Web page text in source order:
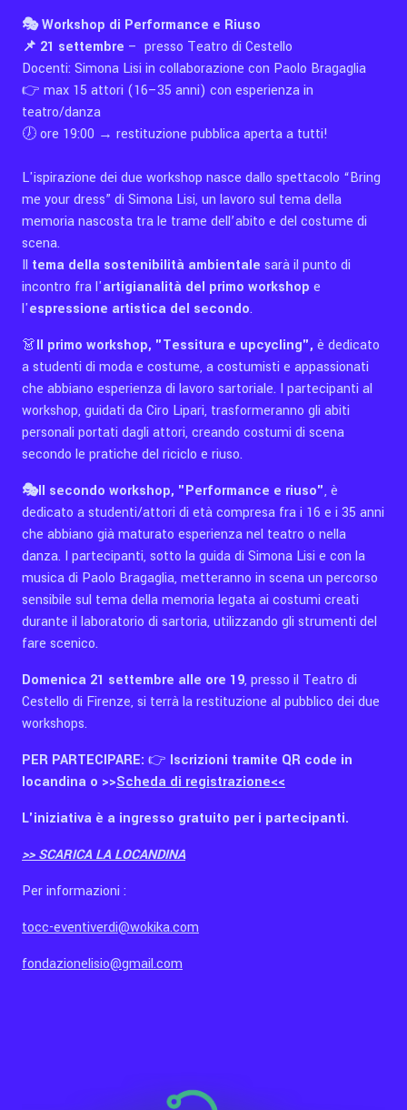
🎭 Workshop di Performance e Riuso
📌 21 settembre – presso Teatro di Cestello
Docenti: Simona Lisi in collaborazione con Paolo Bragaglia
👉 max 15 attori (16–35 anni) con esperienza in
teatro/danza
🕖 ore 19:00 → restituzione pubblica aperta a tutti!
L'ispirazione dei due workshop nasce dallo spettacolo “Bring
me your dress” di Simona Lisi, un lavoro sul tema della
memoria nascosta tra le trame dell’abito e del costume di
scena.
Il tema della sostenibilità ambientale sarà il punto di
incontro fra l'artigianalità del primo workshop e
l'espressione artistica del secondo.
👗Il primo workshop, "Tessitura e upcycling", è dedicato
a studenti di moda e costume, a costumisti e appassionati
che abbiano esperienza di lavoro sartoriale. I partecipanti al
workshop, guidati da Ciro Lipari, trasformeranno gli abiti
personali portati dagli attori, creando costumi di scena
secondo le pratiche del riciclo e riuso.
🎭Il secondo workshop, "Performance e riuso", è
dedicato a studenti/attori di età compresa fra i 16 e i 35 anni
che abbiano già maturato esperienza nel teatro o nella
danza. I partecipanti, sotto la guida di Simona Lisi e con la
musica di Paolo Bragaglia, metteranno in scena un percorso
sensibile sul tema della memoria legata ai costumi creati
durante il laboratorio di sartoria, utilizzando gli strumenti del
fare scenico.
Domenica 21 settembre alle ore 19, presso il Teatro di
Cestello di Firenze, si terrà la restituzione al pubblico dei due
workshops.
PER PARTECIPARE: 👉 Iscrizioni tramite QR code in
locandina o >>Scheda di registrazione<<
L'iniziativa è a ingresso gratuito per i partecipanti.
>> SCARICA LA LOCANDINA
Per informazioni :
tocc-eventiverdi@wokika.com
fondazionelisio@gmail.com